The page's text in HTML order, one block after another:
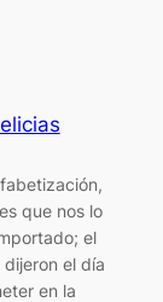
que nos lo
el
el día
en la